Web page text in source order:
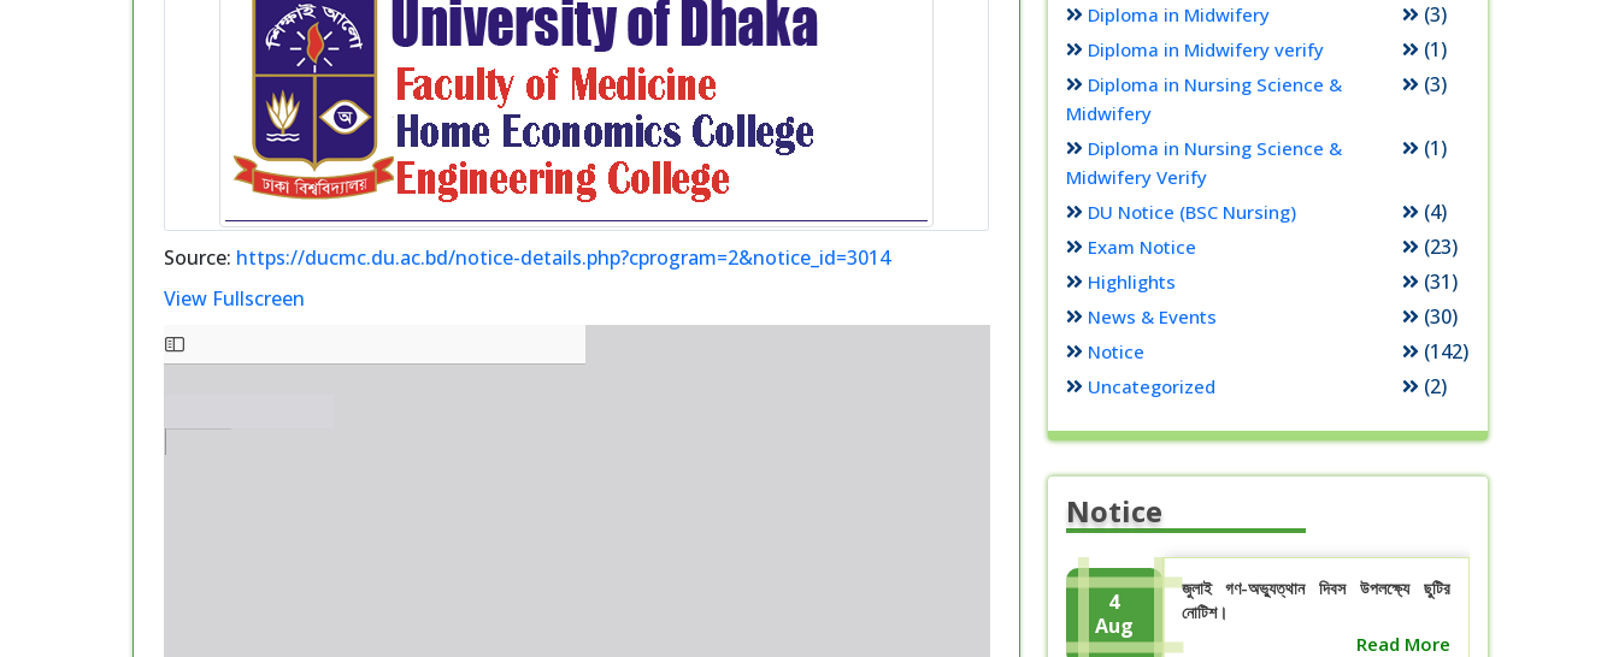
Source: https://ducmc.du.ac.bd/notice-details.php?cprogram=2&notice_id=3014
View Fullscreen
to
Diploma in Midwifery (3)
Diploma in Midwifery verify (1)
Diploma in Nursing Science &
Midwifery
(3)
Diploma in Nursing Science &
Midwifery Verify
(1)
DU Notice (BSC Nursing) (4)
Exam Notice (23)
Highlights (31)
News & Events (30)
Notice (142)
Uncategorized (2)
Notice
4
Aug
জুলাই গণ-অভ্যুত্থান দিবস উপলক্ষ্যে ছুটির
নোটিশ।
Read More